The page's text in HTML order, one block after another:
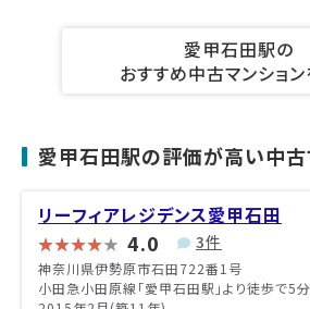
愛甲石田駅の
おすすめ中古マンショ
愛甲石田駅の評価が高い中古
リーフィアレジデンス愛甲石田
4.0 3件
神奈川県伊勢原市石田722番1号
小田急小田原線「愛甲石田駅」より徒歩で5分